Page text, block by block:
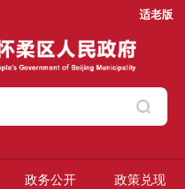
适老版
政务公开 政策兑现